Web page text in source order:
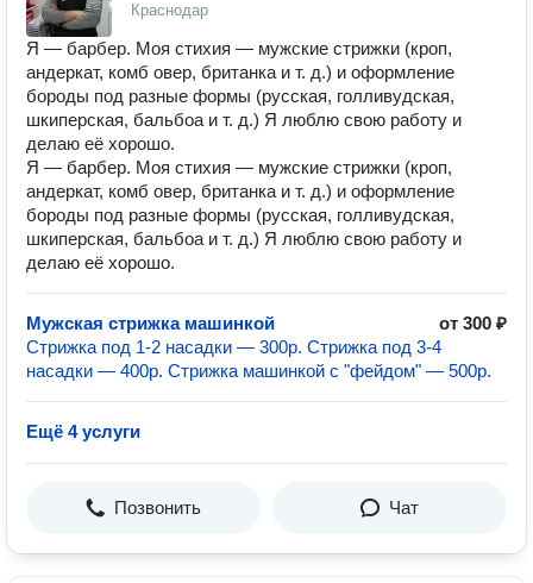
Краснодар
Я — барбер. Моя стихия — мужские стрижки (кроп,
андеркат, комб овер, британка и т. д.) и оформление
бороды под разные формы (русская, голливудская,
шкиперская, бальбоа и т. д.) Я люблю свою работу и
делаю её хорошо.
Я — барбер. Моя стихия — мужские стрижки (кроп,
андеркат, комб овер, британка и т. д.) и оформление
бороды под разные формы (русская, голливудская,
шкиперская, бальбоа и т. д.) Я люблю свою работу и
делаю её хорошо.
Мужская стрижка машинкой
от 300 ₽
Стрижка под 1-2 насадки — 300р. Стрижка под 3-4
насадки — 400р. Стрижка машинкой с "фейдом" — 500р.
Ещё 4 услуги
Позвонить Чат